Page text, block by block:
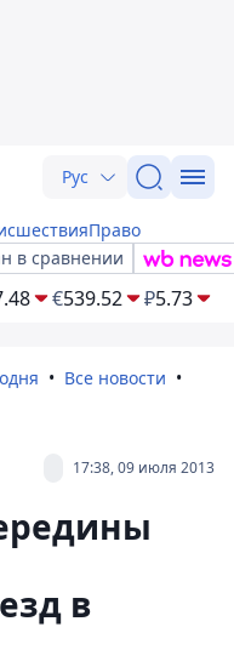
Рус
Право
в сравнении
€539.52 ₽5.73
Все новости
17:38, 09 июля 2013
в